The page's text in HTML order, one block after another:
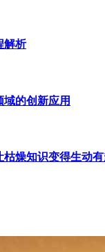
解析
的创新应用
燥知识变得生动